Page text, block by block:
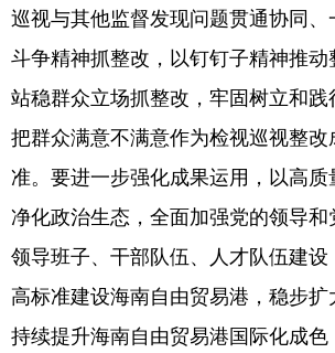
巡视与其他监督发现问题贯通协同
斗争精神抓整改，以钉钉子精神推动
站稳群众立场抓整改，牢固树立和践
把群众满意不满意作为检视巡视整
准。要进一步强化成果运用，以高
净化政治生态，全面加强党的领导
领导班子、干部队伍、人才队伍建
高标准建设海南自由贸易港，稳步扩
持续提升海南自由贸易港国际化成